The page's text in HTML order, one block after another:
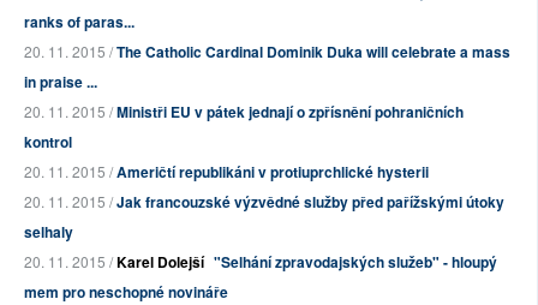
ranks of paras...
20. 11. 2015 /The Catholic Cardinal Dominik Duka will celebrate a mass
in praise ...
20. 11. 2015 /Ministři EU v pátek jednají o zpřísnění pohraničních
kontrol
20. 11. 2015 /Američtí republikáni v protiuprchlické hysterii
20. 11. 2015 /Jak francouzské výzvědné služby před pařížskými útoky
selhaly
20. 11. 2015 /Karel Dolejší "Selhání zpravodajských služeb" - hloupý
mem pro neschopné novináře